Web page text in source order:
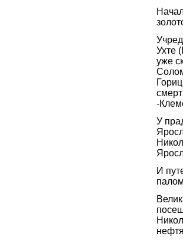
Ухте
уже
-
У
И